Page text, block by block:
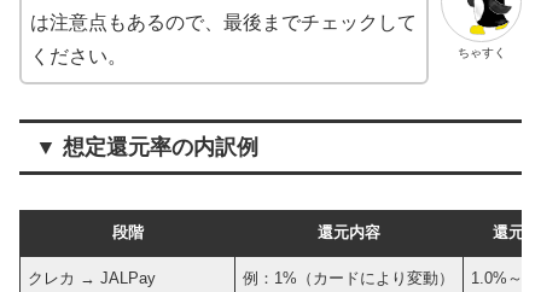
ちゃすく
は注意点もあるので、最後までチェックして
ください。
▼ 想定還元率の内訳例
段階 還元内容 還元率
クレカ → JALPay 例：1%（カードにより変動） 1.0%～